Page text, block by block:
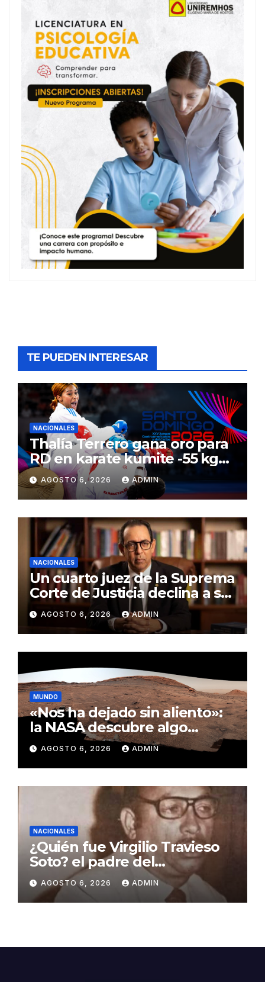
TE PUEDEN INTERESAR
NACIONALES
Thalía Terrero gana oro para
RD en karate kumite -55 kg
en Santo Domingo 2026
AGOSTO 6, 2026 ADMIN
NACIONALES
Un cuarto juez de la Suprema
Corte de Justicia declina a ser
evaluado por el CNM
AGOSTO 6, 2026 ADMIN
MUNDO
«Nos ha dejado sin aliento»:
la NASA descubre algo
insólito en Marte
AGOSTO 6, 2026 ADMIN
NACIONALES
¿Quién fue Virgilio Travieso
Soto? el padre del
baloncesto dominicano
AGOSTO 6, 2026 ADMIN